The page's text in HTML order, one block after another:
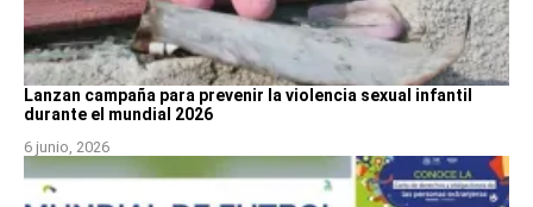
Lanzan campaña para prevenir la violencia sexual infantil
durante el mundial 2026
6 junio, 2026